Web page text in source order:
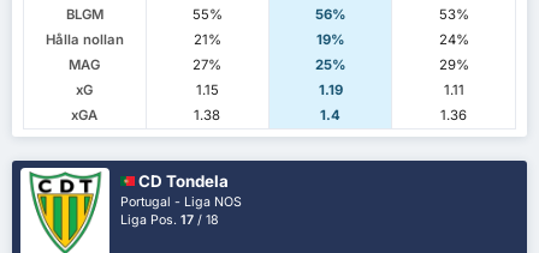
BLGM
55% 56%
53%
Hålla nollan
21% 19%
24%
MAG
27% 25%
29%
xG
1.15 1.19
1.11
xGA
1.38 1.4 1.36
CD Tondela
Portugal - Liga NOS
Liga Pos.17 / 18